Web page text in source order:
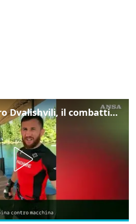
Zuckerberg contro Dvalishvili, il combattimento in mezzo a un lago